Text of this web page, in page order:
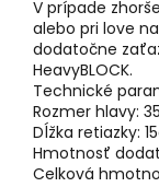
V prípade
alebo pri love
dodatočne
HeavyBLOCK.
Technické
Rozmer hlavy:
Dĺžka retiazky:
Hmotnosť
Celková